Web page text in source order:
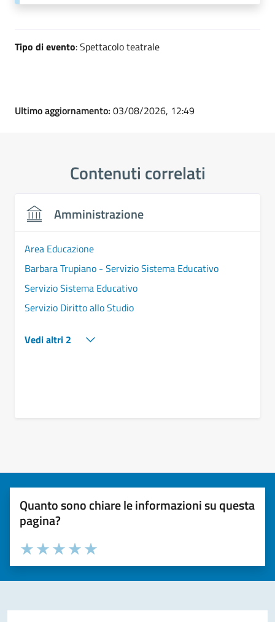
Tipo di evento: Spettacolo teatrale
Ultimo aggiornamento: 03/08/2026, 12:49
Contenuti correlati
Amministrazione
Area Educazione
Barbara Trupiano - Servizio Sistema Educativo
Servizio Sistema Educativo
Servizio Diritto allo Studio
Vedi altri 2
Quanto sono chiare le informazioni su questa
pagina?
Valuta la chiarezza delle informazioni (da 1 a 5 stelle)
Seleziona il numero di stelle per valutare la chiarezza delle
Valuta 5 stelle su 5
Valuta 4 stelle su 5
Valuta 3 stelle su 5
Valuta 2 stelle su 5
Valuta 1 stelle su 5